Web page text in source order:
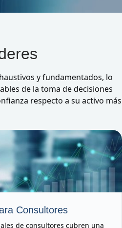
y fundamentados, lo
de la toma de decisiones
respecto a su activo más
Consultores
de consultores cubren una